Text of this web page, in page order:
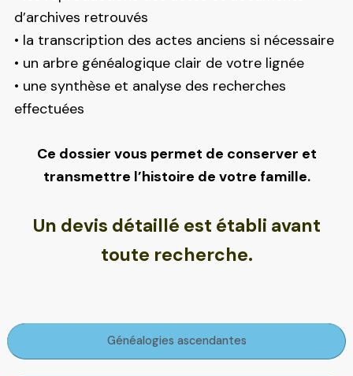
Généalogies ascendantes
d’archives retrouvés
• la transcription des actes anciens si nécessaire
• un arbre généalogique clair de votre lignée
• une synthèse et analyse des recherches
effectuées
Ce dossier vous permet de conserver et
transmettre l’histoire de votre famille.
Un devis détaillé est établi avant
toute recherche.